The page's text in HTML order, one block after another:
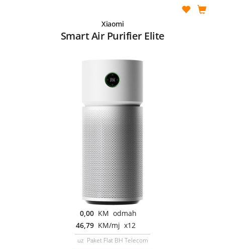
Xiaomi
Smart Air Purifier Elite
0,00 KM odmah
46,79 KM/mj x12
uz Paket Flat BH Telecom